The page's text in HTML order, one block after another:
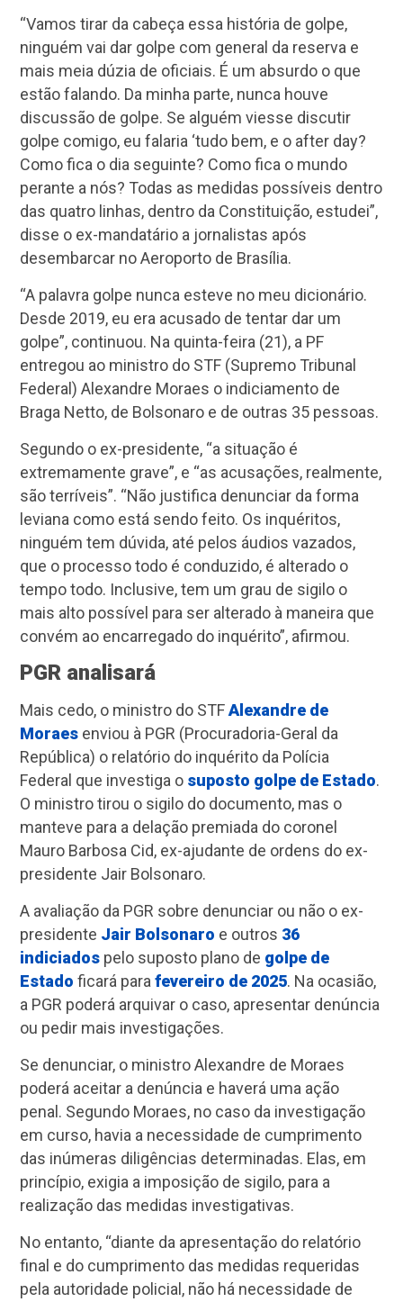
“Vamos tirar da cabeça essa história de golpe,
ninguém vai dar golpe com general da reserva e
mais meia dúzia de oficiais. É um absurdo o que
estão falando. Da minha parte, nunca houve
discussão de golpe. Se alguém viesse discutir
golpe comigo, eu falaria ‘tudo bem, e o after day?
Como fica o dia seguinte? Como fica o mundo
perante a nós? Todas as medidas possíveis dentro
das quatro linhas, dentro da Constituição, estudei”,
disse o ex-mandatário a jornalistas após
desembarcar no Aeroporto de Brasília.
“A palavra golpe nunca esteve no meu dicionário.
Desde 2019, eu era acusado de tentar dar um
golpe”, continuou. Na quinta-feira (21), a PF
entregou ao ministro do STF (Supremo Tribunal
Federal) Alexandre Moraes o indiciamento de
Braga Netto, de Bolsonaro e de outras 35 pessoas.
Segundo o ex-presidente, “a situação é
extremamente grave”, e “as acusações, realmente,
são terríveis”. “Não justifica denunciar da forma
leviana como está sendo feito. Os inquéritos,
ninguém tem dúvida, até pelos áudios vazados,
que o processo todo é conduzido, é alterado o
tempo todo. Inclusive, tem um grau de sigilo o
mais alto possível para ser alterado à maneira que
convém ao encarregado do inquérito”, afirmou.
PGR analisará
Mais cedo, o ministro do STFAlexandre de
Moraes enviou à PGR (Procuradoria-Geral da
República) o relatório do inquérito da Polícia
Federal que investiga o suposto golpe de Estado.
O ministro tirou o sigilo do documento, mas o
manteve para a delação premiada do coronel
Mauro Barbosa Cid, ex-ajudante de ordens do ex-
presidente Jair Bolsonaro.
A avaliação da PGR sobre denunciar ou não o ex-
presidente Jair Bolsonaro e outros 36
indiciados pelo suposto plano de golpe de
Estado ficará parafevereiro de 2025. Na ocasião,
a PGR poderá arquivar o caso, apresentar denúncia
ou pedir mais investigações.
Se denunciar, o ministro Alexandre de Moraes
poderá aceitar a denúncia e haverá uma ação
penal. Segundo Moraes, no caso da investigação
em curso, havia a necessidade de cumprimento
das inúmeras diligências determinadas. Elas, em
princípio, exigia a imposição de sigilo, para a
realização das medidas investigativas.
No entanto, “diante da apresentação do relatório
final e do cumprimento das medidas requeridas
pela autoridade policial, não há necessidade de